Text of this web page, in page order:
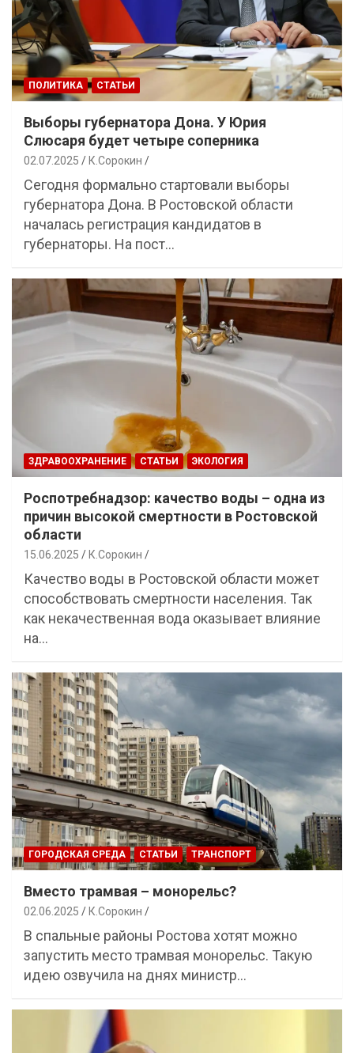
ПОЛИТИКА СТАТЬИ
Выборы губернатора Дона. У Юрия
Слюсаря будет четыре соперника
02.07.2025 К.Сорокин
Сегодня формально стартовали выборы
губернатора Дона. В Ростовской области
началась регистрация кандидатов в
губернаторы. На пост…
ЗДРАВООХРАНЕНИЕ СТАТЬИ ЭКОЛОГИЯ
Роспотребнадзор: качество воды – одна из
причин высокой смертности в Ростовской
области
15.06.2025 К.Сорокин
Качество воды в Ростовской области может
способствовать смертности населения. Так
как некачественная вода оказывает влияние
на…
ГОРОДСКАЯ СРЕДА СТАТЬИ ТРАНСПОРТ
Вместо трамвая – монорельс?
02.06.2025 К.Сорокин
В спальные районы Ростова хотят можно
запустить место трамвая монорельс. Такую
идею озвучила на днях министр…